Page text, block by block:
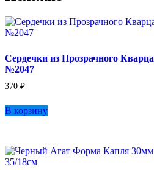
Сердечки из Прозрачного Кварца
№2047
370 ₽
В корзину